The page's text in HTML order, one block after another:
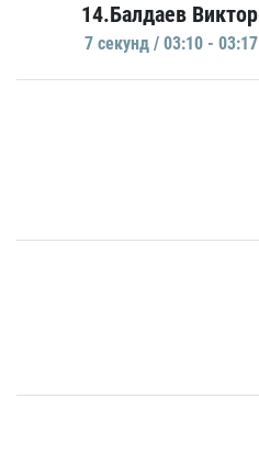
14.Балдаев Виктор
7 секунд / 03:10 - 03:17